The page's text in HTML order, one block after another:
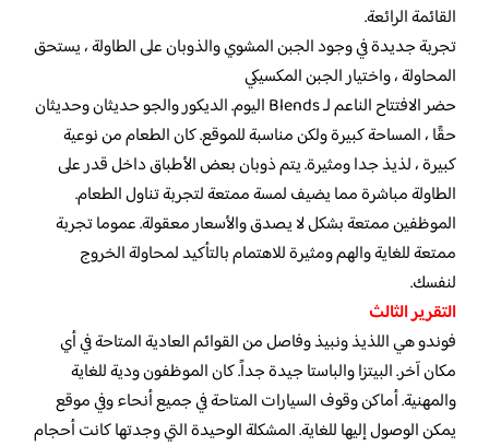
القائمة الرائعة.
تجربة جديدة في وجود الجبن المشوي والذوبان على الطاولة ، يستحق
المحاولة ، واختيار الجبن المكسيكي
حضر الافتتاح الناعم لـ Blends اليوم. الديكور والجو حديثان وحديثان
حقًا ، المساحة كبيرة ولكن مناسبة للموقع. كان الطعام من نوعية
كبيرة ، لذيذ جدا ومثيرة. يتم ذوبان بعض الأطباق داخل قدر على
الطاولة مباشرة مما يضيف لمسة ممتعة لتجربة تناول الطعام.
الموظفين ممتعة بشكل لا يصدق والأسعار معقولة. عموما تجربة
ممتعة للغاية والهم ومثيرة للاهتمام بالتأكيد لمحاولة الخروج
لنفسك.
التقرير الثالث
فوندو هي اللذيذ ونبيذ وفاصل من القوائم العادية المتاحة في أي
مكان آخر. البيتزا والباستا جيدة جداً. كان الموظفون ودية للغاية
والمهنية. أماكن وقوف السيارات المتاحة في جميع أنحاء وفي موقع
يمكن الوصول إليها للغاية. المشكلة الوحيدة التي وجدتها كانت أحجام